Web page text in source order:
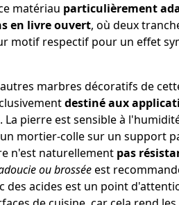
matériau particulièrement
en livre ouvert, où deux
motif respectif pour un effet
marbres décoratifs de
destiné aux
. La pierre est sensible à
un mortier-colle sur un support
n'est naturellement pas
ou brosséeest
des acides est un point